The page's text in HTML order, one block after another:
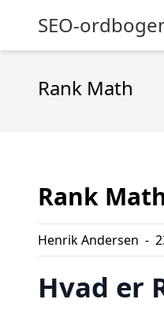
SEO-
Rank Math
Rank
Henrik Andersen -
Hvad er